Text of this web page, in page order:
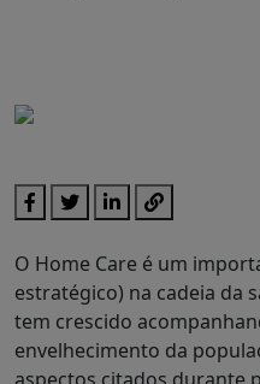
O Home Care é um
estratégico) na cadeia da
tem crescido
envelhecimento da